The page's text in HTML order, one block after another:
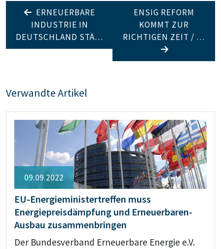
ERNEUERBARE
INDUSTRIE IN
DEUTSCHLAND STÄ…
ENSIG REFORM
KOMMT ZUR
RICHTIGEN ZEIT / …
Verwandte Artikel
09.09.2022
EU-Energieministertreffen muss
Energiepreisdämpfung und Erneuerbaren-
Ausbau zusammenbringen
Der Bundesverband Erneuerbare Energie e.V.